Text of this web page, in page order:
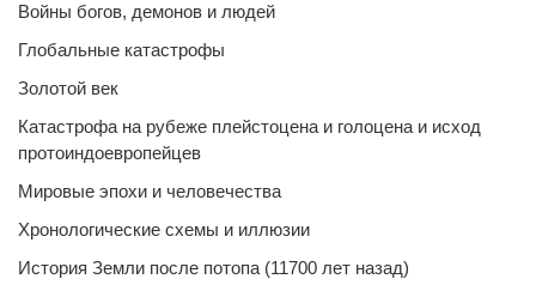
Войны богов, демонов и людей
Глобальные катастрофы
Золотой век
Катастрофа на рубеже плейстоцена и голоцена и исход
протоиндоевропейцев
Мировые эпохи и человечества
Хронологические схемы и иллюзии
История Земли после потопа (11700 лет назад)